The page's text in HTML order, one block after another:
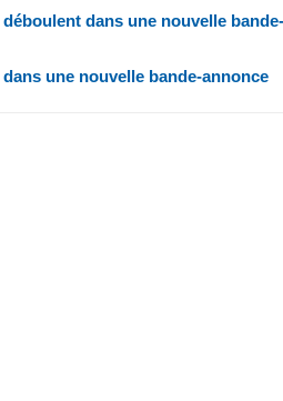
dans une nouvelle
une nouvelle bande-annonce